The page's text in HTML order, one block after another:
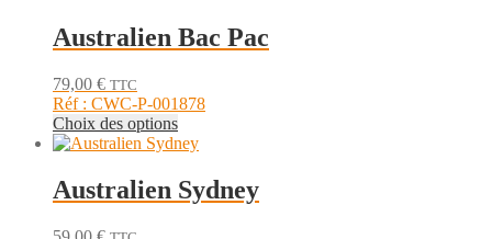
Australien Bac Pac
79,00 € TTC
Réf : CWC-P-001878
Choix des optionsCe
produit
plusieurs
variations.
Australien Sydney